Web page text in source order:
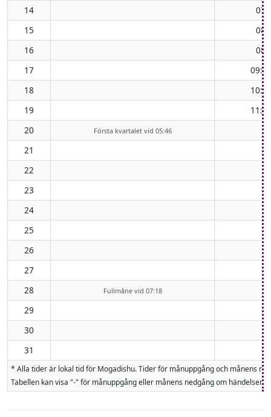
14
15
16
17
18
19
20 Första kvartalet vid 05:46
21
22
23
24
25
26
27
28
Fullmåne vid 07:18
29
30
31
* Alla tider är lokal tid för Mogadishu. Tider för månuppgång och månens
Tabellen kan visa "-" för månuppgång eller månens nedgång om